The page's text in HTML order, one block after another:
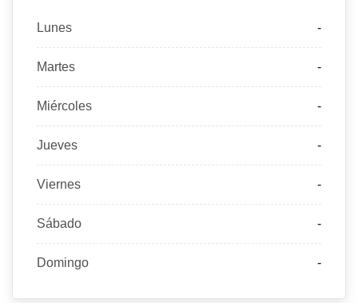
Lunes -
Martes -
Miércoles -
Jueves -
Viernes -
Sábado -
Domingo -